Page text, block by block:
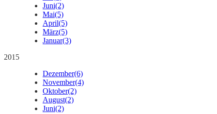
Juni(2)
Mai(5)
April(5)
März(5)
Januar(3)
2015
Dezember(6)
November(4)
Oktober(2)
August(2)
Juni(2)